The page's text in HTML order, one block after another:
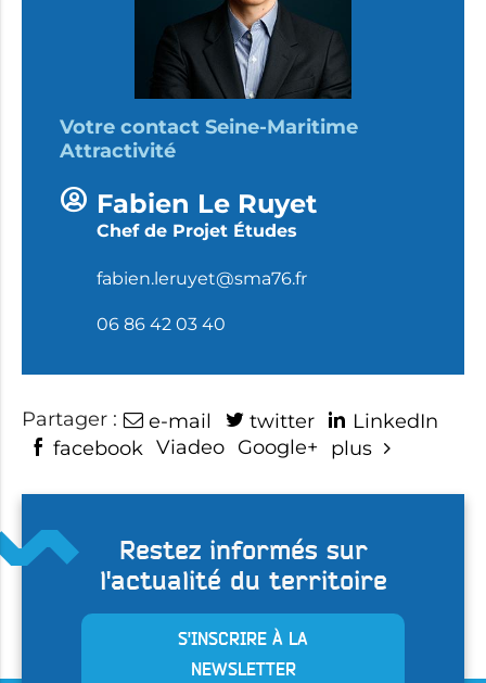
Votre contact Seine-Maritime
Attractivité
Fabien Le Ruyet
Chef de Projet Études
fabien.leruyet@sma76.fr
06 86 42 03 40
Partager : e-mail twitter
LinkedIn
facebook Viadeo Google+ plus
Restez informés sur
l'actualité du territoire
S'INSCRIRE À LA
NEWSLETTER